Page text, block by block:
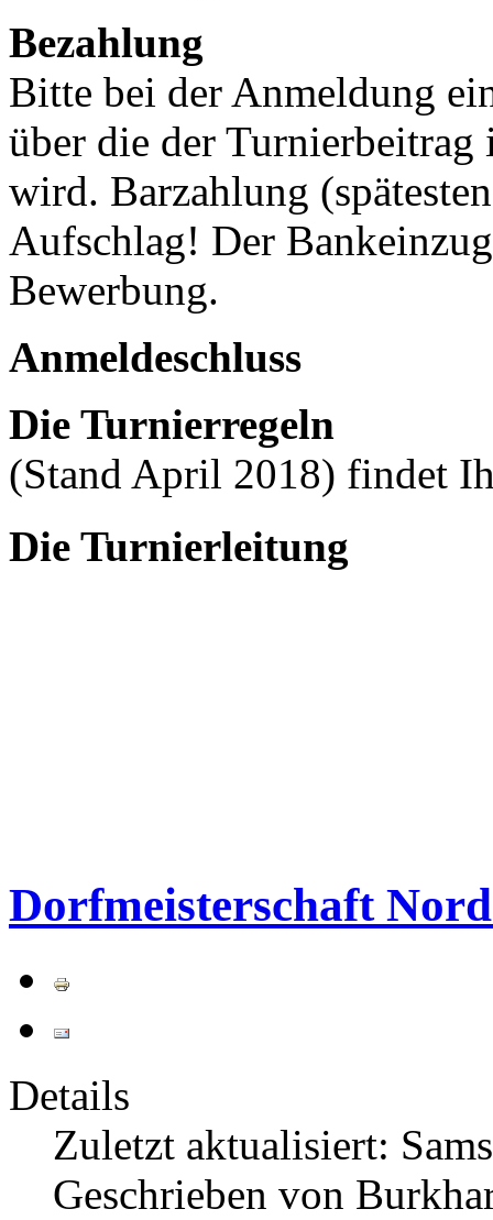
Bezahlung
Bitte bei der Anmeldung
über die der
wird. Barzahlung
Aufschlag! Der
Bewerbung.
Anmeldeschluss
Die Turnierregeln
(Stand April 2018) findet
Die Turnierleitung
Dorfmeisterschaft
Details
Zuletzt aktualisiert:
Geschrieben von